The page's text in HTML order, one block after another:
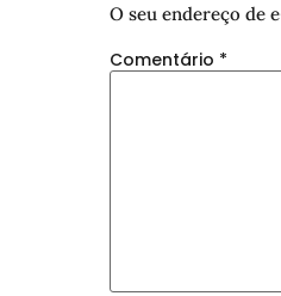
O seu endereço de
Comentário *